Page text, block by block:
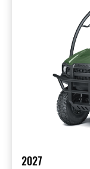
2027